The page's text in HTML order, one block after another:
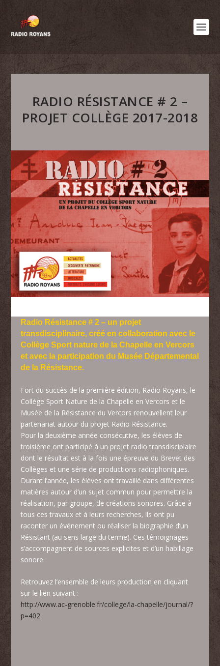
RADIO RÉSISTANCE # 2 –
PROJET COLLÈGE 2017-2018
Radio Résistance # 2 – un projet
transdisciplinaire, créé en collaboration avec le
Collège Sport nature de la Chapelle en Vercors
et avec la participation du Musée Départemental
de la Résistance.
Fort du succès de la première édition, Radio Royans, le
Collège Sport Nature de la Chapelle en Vercors et le
Musée de la Résistance du Vercors renouvellent leur
partenariat autour du projet Radio Résistance.
Pour la deuxième année consécutive, les élèves de
troisième ont participé à un projet radio transdisciplaire
dont le résultat est à la fois une épreuve du Brevet des
Collèges et une série de productions radiophoniques.
Durant l’année, les élèves ont travaillé dans différentes
matières autour d’un sujet commun pour permettre la
réalisation, par groupe, de créations sonores. Grâce à
tous ces travaux et à leurs recherches, ils ont pu
raconter un événement ou réaliser la biographie d’un
Résistant (au sens large du terme). Ces témoignages
s’accompagnent de sources explicites et d’un habillage
sonore.
Retrouvez l’ensemble de leurs production en cliquant
sur le lien suivant :
http://www.ac-grenoble.fr/college/la-chapelle/journal/?
p=402